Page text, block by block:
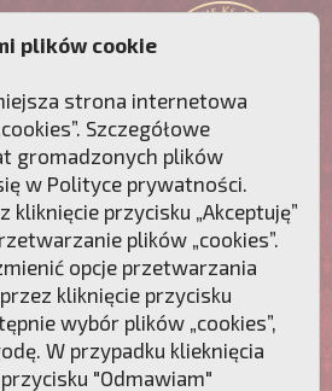
sumienia Polaków!
plików cookie
strona internetowa
Szczegółowe
gromadzonych plików
w Polityce prywatności.
kliknięcie przycisku „Akceptuję”
plików „cookies”.
opcje przetwarzania
kliknięcie przycisku
wybór plików „cookies”,
W przypadku klieknięcia
"Odmawiam"